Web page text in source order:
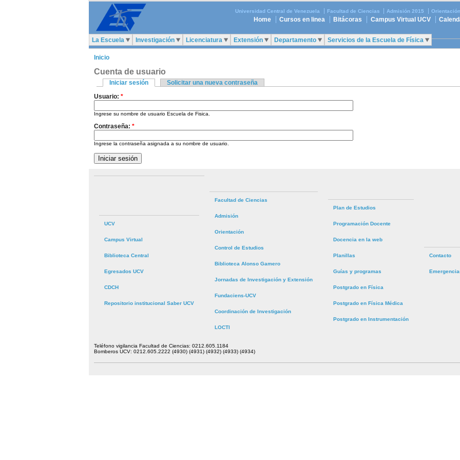
Universidad Central de Venezuela Facultad de Ciencias Admisión 2015 Orientación
Home Cursos en linea Bitácoras Campus Virtual UCV
La Escuela Investigación Licenciatura Extensión Departamento Servicios de la Escuela de Física
Inicio
Cuenta de usuario
Iniciar sesión
Solicitar una nueva contraseña
Usuario: *
Ingrese su nombre de usuario Escuela de Fisica.
Contraseña: *
Ingrese la contraseña asignada a su nombre de usuario.
UCV
Campus Virtual
Biblioteca Central
Egresados UCV
CDCH
Repositorio institucional Saber UCV
Facultad de Ciencias
Admisión
Orientación
Control de Estudios
Biblioteca Alonso Gamero
Jornadas de Investigación y Extensión
Fundaciens-UCV
Coordinación de Investigación
LOCTI
Plan de Estudios
Programación Docente
Docencia en la web
Planillas
Guías y programas
Postgrado en Física
Postgrado en Física Médica
Postgrado en Instrumentación
Contacto
Teléfono vigilancia Facultad de Ciencias: 0212.605.1184
Bomberos UCV: 0212.605.2222 (4930) (4931) (4932) (4933) (4934)